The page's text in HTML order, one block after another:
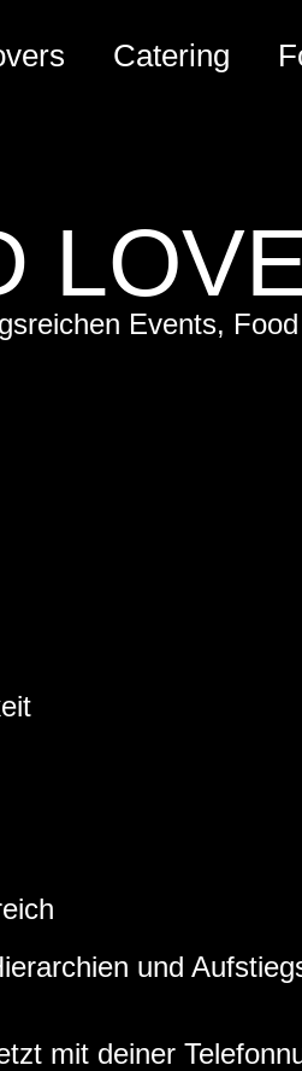
Catering
Events,
und
mit deiner